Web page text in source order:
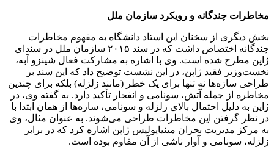
مخاطرات چندگانه و رویکرد سازمان ملل
بخش دیگری از سخنان این استاد دانشگاه به مفهوم مخاطرات
چندگانه اختصاص داشت که در سند ۲۰۱۵ سازمان ملل در سندای
ژاپن مطرح شده است. وی با اشاره به مشارکت فعال شینزو آبه،
نخست‌وزیر فقید ژاپن، در این نشست توضیح داد که این سند بر
طراحی سازه‌ها نه تنها برای یک خطر (مانند زلزله) بلکه برای چندین
مخاطره از جمله آتش، سونامی و انفجار تأکید دارد. به گفته وی، در
ژاپن به دلیل احتمال بالای زلزله و سونامی، سازه‌ها از همان ابتدا با
در نظر گرفتن این مخاطرات طراحی می‌شوند. به عنوان مثال، وی
به مرکز مدیریت بحران مینیاپولیس ژاپن اشاره کرد که در برابر
زلزله، سونامی و آوار ناشی از آن مقاوم بوده است.